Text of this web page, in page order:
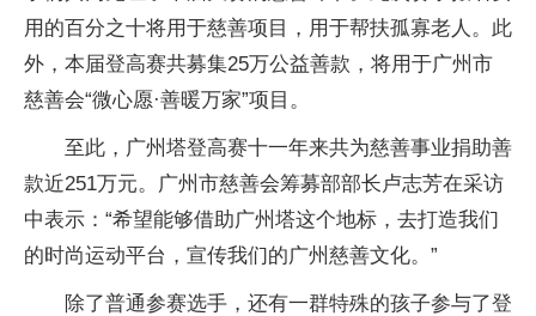
用的百分之十将用于慈善项目，用于帮扶孤寡老人。此
外，本届登高赛共募集25万公益善款，将用于广州市
慈善会“微心愿·善暖万家”项目。
至此，广州塔登高赛十一年来共为慈善事业捐助善
款近251万元。广州市慈善会筹募部部长卢志芳在采访
中表示：“希望能够借助广州塔这个地标，去打造我们
的时尚运动平台，宣传我们的广州慈善文化。”
除了普通参赛选手，还有一群特殊的孩子参与了登